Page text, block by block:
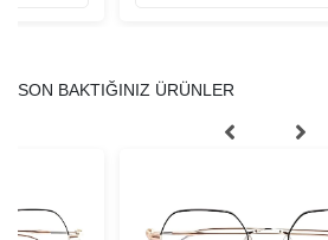
SON BAKTIĞINIZ ÜRÜNLER